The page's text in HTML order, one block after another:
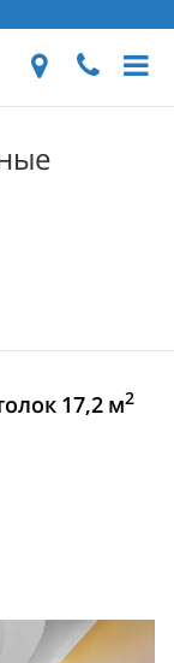
17,2 м2